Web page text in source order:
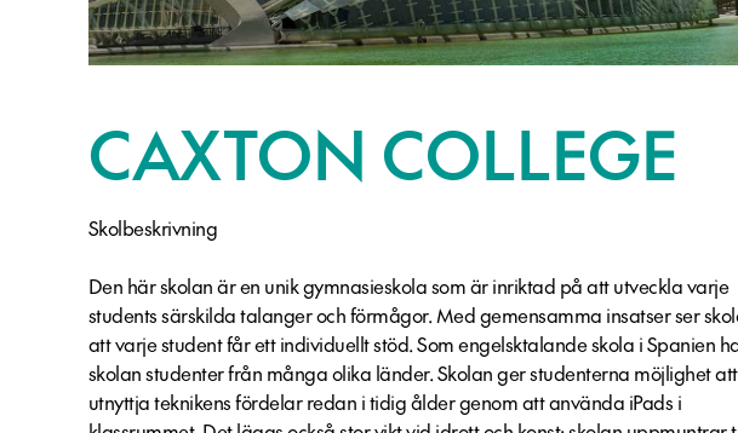
CAXTON COLLEGE
Skolbeskrivning
Den här skolan är en unik gymnasieskola som är inriktad på att utveckla varje
students särskilda talanger och förmågor. Med gemensamma insatser ser
att varje student får ett individuellt stöd. Som engelsktalande skola i Spanien
skolan studenter från många olika länder. Skolan ger studenterna möjlighet att
utnyttja teknikens fördelar redan i tidig ålder genom att använda iPads i